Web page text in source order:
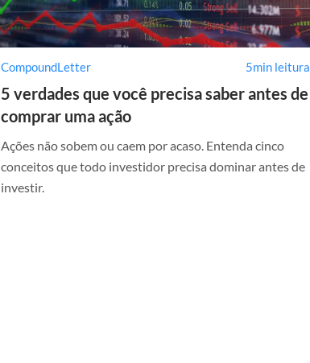
CompoundLetter 5min leitura
5 verdades que você precisa saber antes de
comprar uma ação
Ações não sobem ou caem por acaso. Entenda cinco
conceitos que todo investidor precisa dominar antes de
investir.